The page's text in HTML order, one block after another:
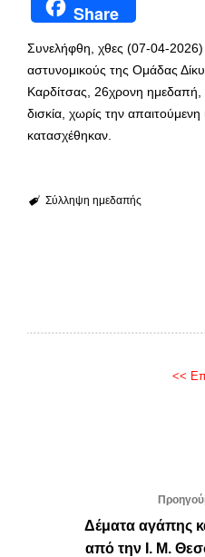
Share
Συνελήφθη, χθες (07-04-
αστυνομικούς της Ομάδας
Καρδίτσας, 26χρονη ημεδαπή,
δισκία, χωρίς την
κατασχέθηκαν.
Σύλληψη ημεδαπής
<<
Δέματα αγάπης
από την Ι. Μ.